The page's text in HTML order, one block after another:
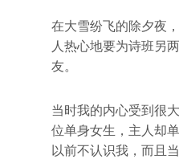
在大雪纷飞的除夕夜
人热心地要为诗班另
友。
当时我的内心受到很
位单身女生，主人却
以前不认识我，而且